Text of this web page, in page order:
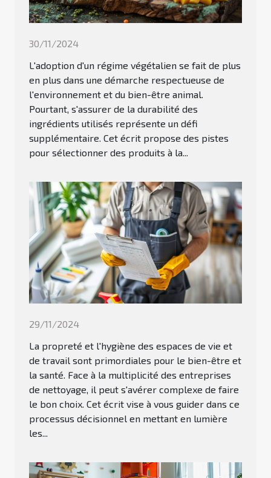
30/11/2024
L'adoption d'un régime végétalien se fait de plus
en plus dans une démarche respectueuse de
l'environnement et du bien-être animal.
Pourtant, s'assurer de la durabilité des
ingrédients utilisés représente un défi
supplémentaire. Cet écrit propose des pistes
pour sélectionner des produits à la...
29/11/2024
La propreté et l'hygiène des espaces de vie et
de travail sont primordiales pour le bien-être et
la santé. Face à la multiplicité des entreprises
de nettoyage, il peut s'avérer complexe de faire
le bon choix. Cet écrit vise à vous guider dans ce
processus décisionnel en mettant en lumière
les...